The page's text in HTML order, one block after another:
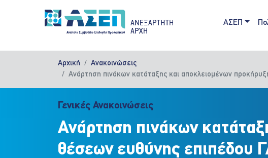
Main
ΑΣΕΠ
Αρχική
Ανακοινώσεις
Ανάρτηση πινάκων κατάταξης και αποκλειομένων
Γενικές Ανακοινώσεις
Ανάρτηση πινάκων
θέσεων ευθύνης επιπέδου